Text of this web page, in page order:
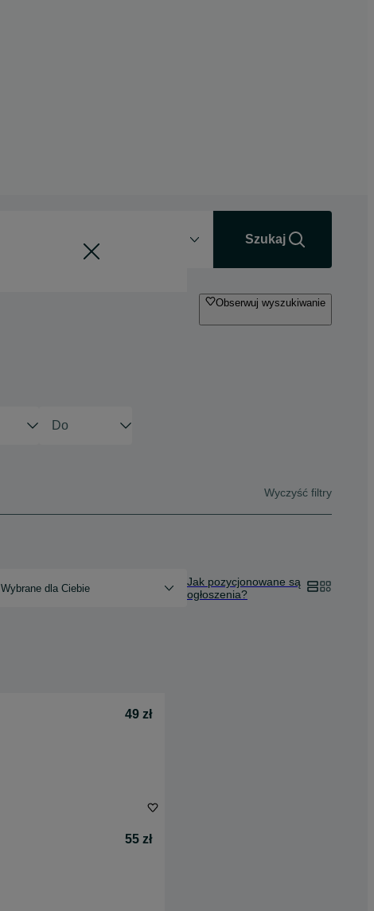
Szukaj
Obserwuj wyszukiwanie
Wyczyść filtry
Wybrane dla Ciebie
Jak pozycjonowane są
ogłoszenia?
49 zł
55 zł